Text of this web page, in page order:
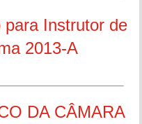
para Instrutor de
2013-A
DA CÂMARA